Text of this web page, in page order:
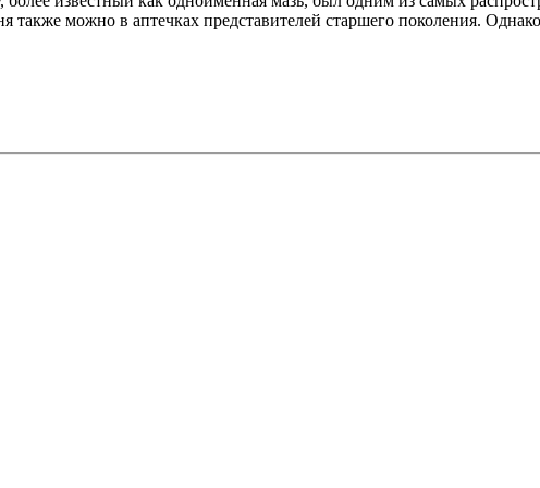
также можно в аптечках представителей старшего поколения.